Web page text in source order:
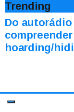
Trending
Do
hoarding/